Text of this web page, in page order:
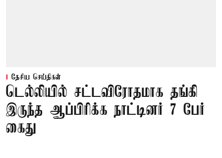
தேசிய செய்திகள்
டெல்லியில் சட்டவிரோதமாக தங்கி
இருந்த ஆப்பிரிக்க நாட்டினர் 7 பேர்
கைது